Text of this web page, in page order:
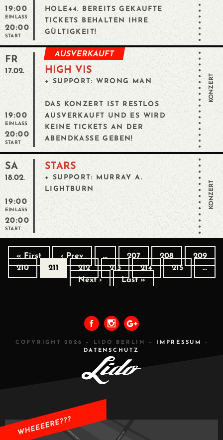
19:00
EINLASS
20:00
START
HOLE44. BEREITS GEKAUFTE
TICKETS BEHALTEN IHRE
GÜLTIGKEIT!
FR
17.02.
19:00
EINLASS
20:00
START
AUSVERKAUFT
HIGH VIS
+ SUPPORT: WRONG MAN
DAS KONZERT IST RESTLOS
AUSVERKAUFT UND ES WIRD
KEINE TICKETS AN DER
ABENDKASSE GEBEN!
KONZERT
SA
18.02.
19:00
EINLASS
20:00
START
STARS
+ SUPPORT: MURRAY A.
LIGHTBURN
KONZERT
« First ‹ Prev … 207 208
209
210
211 212 213 214 215
…
Next ›
Last »
COPYRIGHT 2026 – LIDO BERLIN – IMPRESSUM
-
DATENSCHUTZ